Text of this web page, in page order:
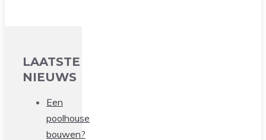
LAATSTE
NIEUWS
Een
poolhouse
bouwen?